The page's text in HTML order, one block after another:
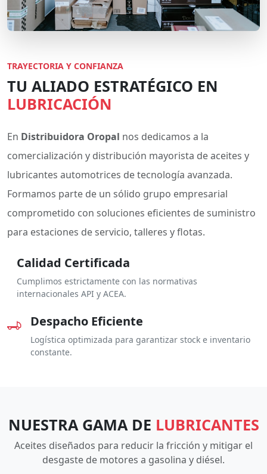
TRAYECTORIA Y CONFIANZA
TU ALIADO ESTRATÉGICO EN
LUBRICACIÓN
En Distribuidora Oropal nos dedicamos a la
comercialización y distribución mayorista de aceites y
lubricantes automotrices de tecnología avanzada.
Formamos parte de un sólido grupo empresarial
comprometido con soluciones eficientes de suministro
para estaciones de servicio, talleres y flotas.
Calidad Certificada
Cumplimos estrictamente con las normativas
internacionales API y ACEA.
Despacho Eficiente
Logística optimizada para garantizar stock e inventario
constante.
NUESTRA GAMA DE LUBRICANTES
Aceites diseñados para reducir la fricción y mitigar el
desgaste de motores a gasolina y diésel.